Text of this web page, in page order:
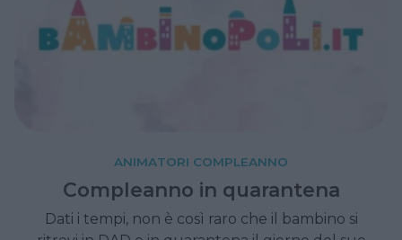
ANIMATORI COMPLEANNO
Compleanno in quarantena
Dati i tempi, non è così raro che il bambino si